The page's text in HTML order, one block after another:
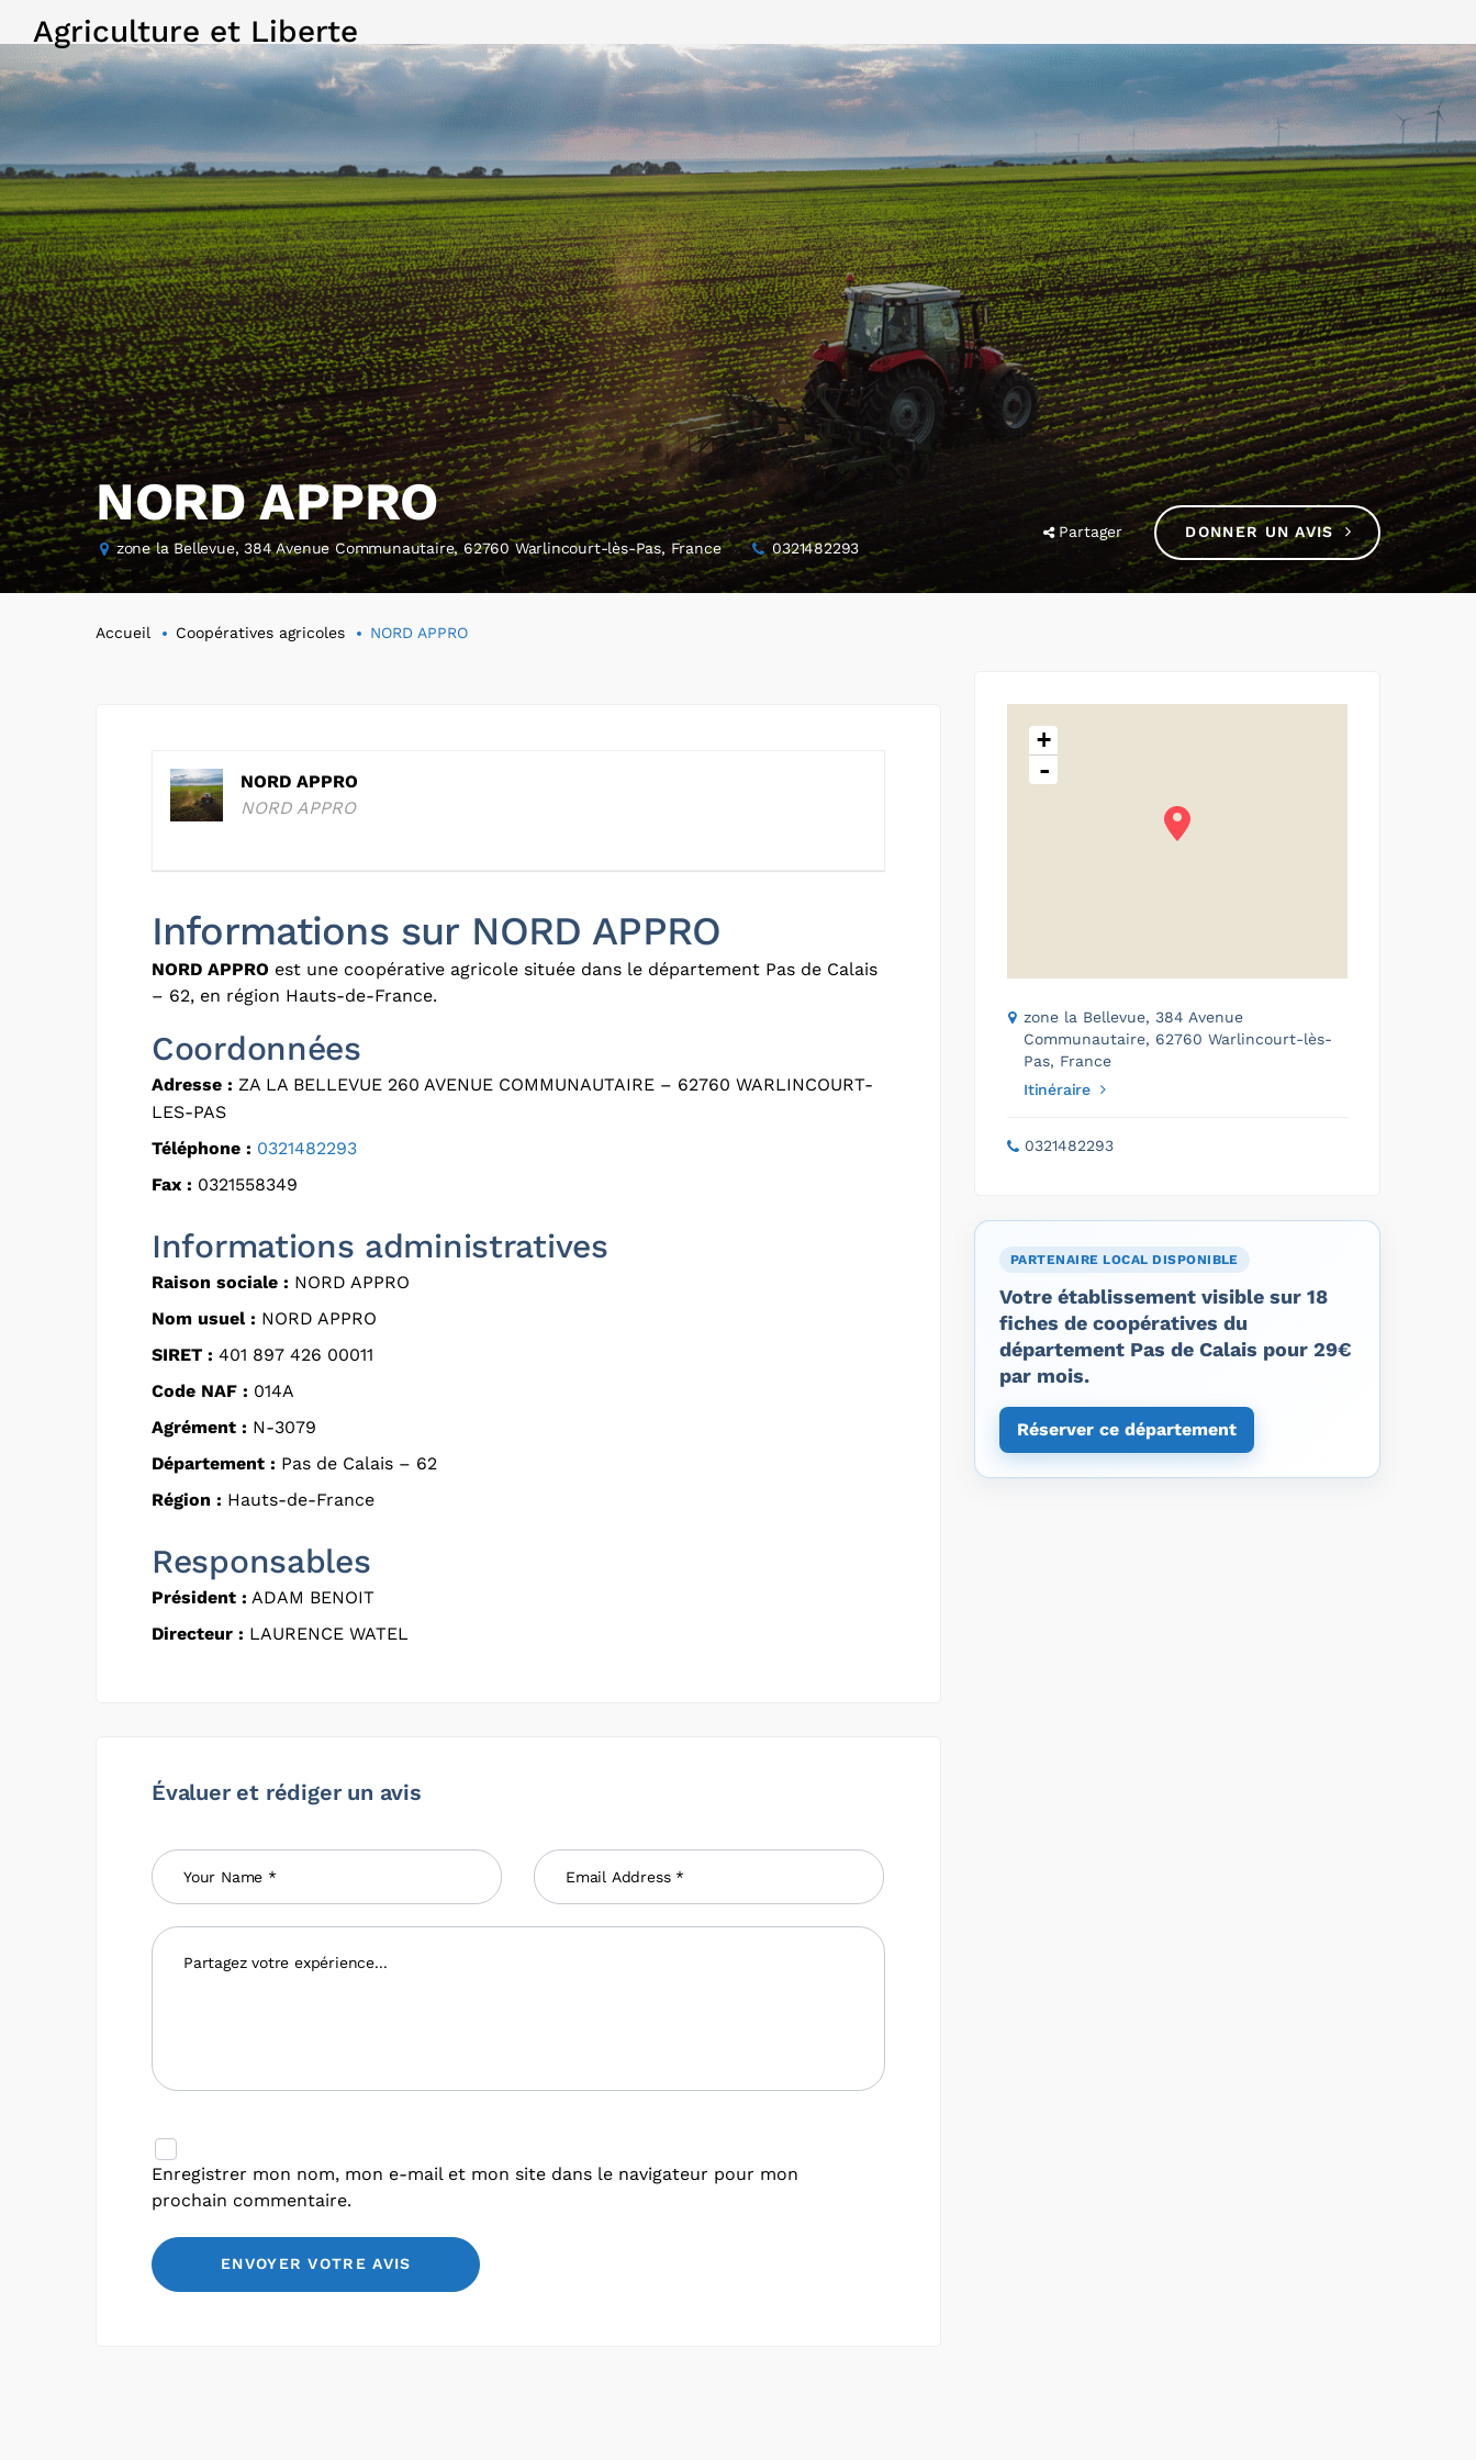
Agriculture et Liberte
NORD APPRO
zone la Bellevue, 384 Avenue Communautaire, 62760 Warlincourt-lès-Pas, France 0321482293
Partager DONNER UN AVIS
Accueil Coopératives agricoles NORD APPRO
NORD APPRO
NORD APPRO
Informations sur NORD APPRO
NORD APPRO est une coopérative agricole située dans le département Pas de Calais
– 62, en région Hauts-de-France.
Coordonnées
Adresse : ZA LA BELLEVUE 260 AVENUE COMMUNAUTAIRE – 62760 WARLINCOURT-
LES-PAS
Téléphone : 0321482293
Fax : 0321558349
Informations administratives
Raison sociale : NORD APPRO
Nom usuel : NORD APPRO
SIRET : 401 897 426 00011
Code NAF : 014A
Agrément : N-3079
Département : Pas de Calais – 62
Région : Hauts-de-France
Responsables
Président : ADAM BENOIT
Directeur : LAURENCE WATEL
Évaluer et rédiger un avis
Enregistrer mon nom, mon e-mail et mon site dans le navigateur pour mon
prochain commentaire.
+
-
zone la Bellevue, 384 Avenue
Communautaire, 62760 Warlincourt-lès-
Pas, France
Itinéraire
0321482293
PARTENAIRE LOCAL DISPONIBLE
Votre établissement visible sur 18
fiches de coopératives du
département Pas de Calais pour 29€
par mois.
Réserver ce département